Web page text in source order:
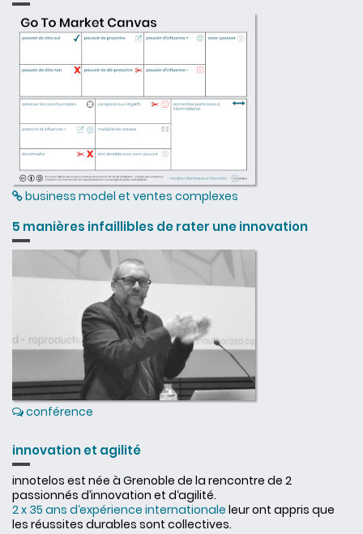
business model et ventes complexes
5 manières infaillibles de rater une innovation
conférence
innovation et agilité
innotelos est née à Grenoble de la rencontre de 2
passionnés d’innovation et d‘agilité.
2 x 35 ans d‘expérience internationale leur ont appris que
les réussites durables sont collectives.